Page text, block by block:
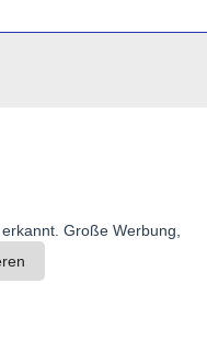
Große Werbung,